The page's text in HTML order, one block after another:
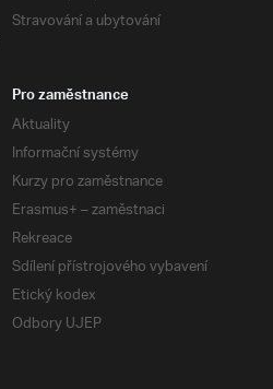
Stravování a ubytování
Pro zaměstnance
Aktuality
Informační systémy
Kurzy pro zaměstnance
Erasmus+ – zaměstnaci
Rekreace
Sdílení přístrojového vybavení
Etický kodex
Odbory UJEP